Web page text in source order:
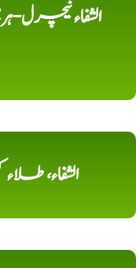
الشفاء
الشفاء،